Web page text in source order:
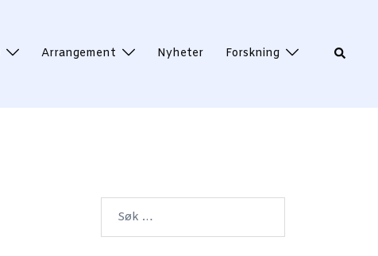
Arrangement Nyheter Forskning Search
etter: